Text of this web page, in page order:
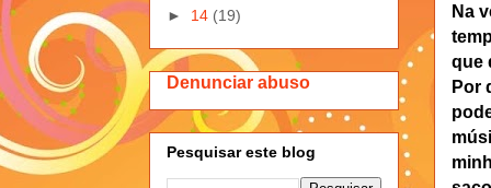
Na
que
Por
► 14 (19)
Denunciar abuso
Pesquisar este blog